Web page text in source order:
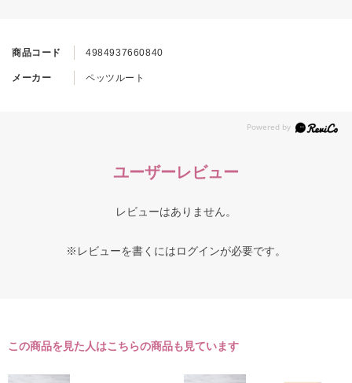
商品コード 4984937660840
メーカー ペッツルート
ユーザーレビュー
レビューはありません。
※レビューを書くにはログインが必要です。
この商品を見た人はこちらの商品も見ています